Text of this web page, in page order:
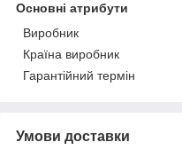
Основні атрибути
Виробник
Країна виробник
Гарантійний термін
Умови доставки